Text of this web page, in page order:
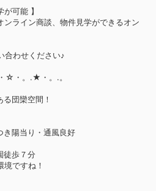
可能 】
ライン商談、物件見学ができるオン
合わせください♪
☆・。.★・。.。
団欒空間！
陽当り・通風良好
徒歩７分
境ですね！